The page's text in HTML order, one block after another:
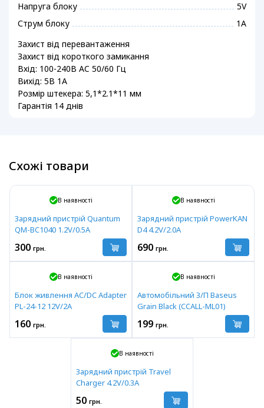
Напруга блоку
5V
Струм блоку
1А
Захист від перевантаження
Захист від короткого замикання
Вхід: 100-240В AC 50/60 Гц
Вихід: 5В 1A
Розмір штекера: 5,1*2.1*11 мм
Гарантія 14 днів
Схожі товари
В наявності
Зарядний пристрій Quantum
QM-BC1040 1.2V/0.5A
300 грн.
В наявності
Зарядний пристрій PowerKAN
D4 4.2V/2.0A
690 грн.
В наявності
Блок живлення AC/DC Adapter
PL-24-12 12V/2A
160 грн.
В наявності
Автомобільний З/П Baseus
Grain Black (CCALL-ML01)
199 грн.
В наявності
Зарядний пристрій Travel
Charger 4.2V/0.3A
50 грн.